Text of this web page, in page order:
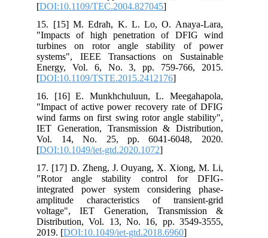
[DOI:10.1109/TEC.2004.827045
15. [15] M. Edrah, K. L. Lo, O. Anaya-Lara,
"Impacts of high penetration of DFIG wind
turbines on rotor angle stability of power
systems", IEEE Transactions on Sustainable
Energy, Vol. 6, No. 3, pp. 759-766, 2015.
[DOI:10.1109/TSTE.2015.2412176
16. [16] E. Munkhchuluun, L. Meegahapola,
"Impact of active power recovery rate of DFIG
wind farms on first swing rotor angle stability",
IET Generation, Transmission & Distribution,
Vol. 14, No. 25, pp. 6041-6048, 2020.
[DOI:10.1049/iet-gtd.2020.1072
17. [17] D. Zheng, J. Ouyang, X. Xiong, M. Li,
"Rotor angle stability control for DFIG-
integrated power system considering phase-
amplitude characteristics of transient-grid
voltage", IET Generation, Transmission &
Distribution, Vol. 13, No. 16, pp. 3549-3555,
2019. [DOI:10.1049/iet-gtd.2018.6960